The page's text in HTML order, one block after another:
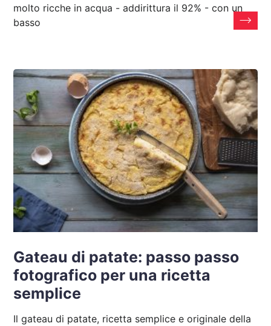
molto ricche in acqua - addirittura il 92% - con un
basso
Gateau di patate: passo passo
fotografico per una ricetta
semplice
Il gateau di patate, ricetta semplice e originale della